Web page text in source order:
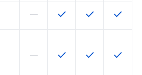
Esta función no está disponible
horizontal_rule Esta función está
check Esta función
check Esta
check
Esta función no está disponible
horizontal_rule Esta función está
check Esta función
check Esta
check